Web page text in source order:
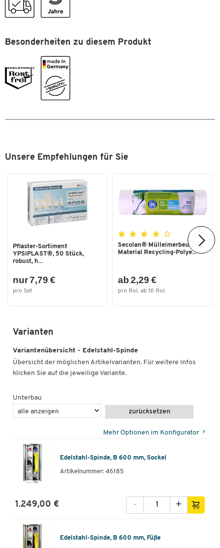
Maße
Tiefe [mm]
Besonderheiten zu diesem Produkt
Unsere Empfehlungen für Sie
Pflaster-Sortiment
YPSIPLAST®, 50 Stück,
robust, h...
nur 7,79 €
pro Set
Secolan® Mülleimerbeutel,
Material Recycling-Polye...
ab 2,29 €
pro Rol. ab 10 Rol.
Varianten
Variantenübersicht - Edelstahl-Spinde
Übersicht der möglichen Artikelvarianten. Für weitere Infos
klicken Sie auf die jeweilige Variante.
Unterbau
zurücksetzen
Mehr Optionen im Konfigurator
Edelstahl-Spinde, B 600 mm, Sockel
Artikelnummer: 46185
1.249,00 € +
-
Edelstahl-Spinde, B 600 mm, Füße